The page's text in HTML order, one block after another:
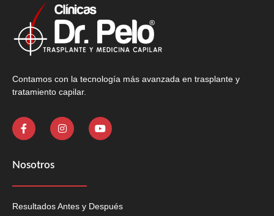
Contamos con la tecnología más avanzada en trasplante y
tratamiento capilar.
Nosotros
Resultados Antes y Después